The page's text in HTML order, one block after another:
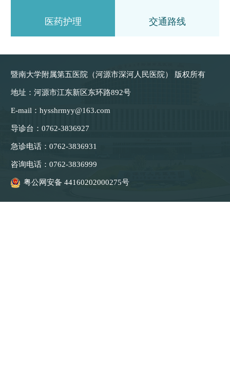
医药护理 交通路线
暨南大学附属第五医院（河源市深河人民医院） 版权所有
地址： 河源市江东新区东环路892号
E-mail： hysshrmyy@163.com
导诊台： 0762-3836927
急诊电话： 0762-3836931
咨询电话： 0762-3836999
粤公网安备 44160202000275号